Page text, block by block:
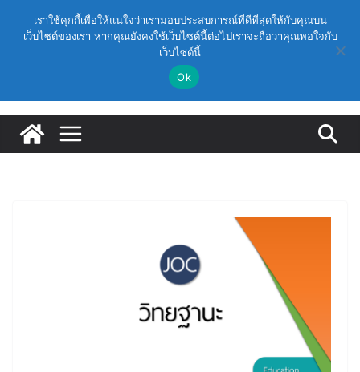
วันอาทิตย์, สิงหาคม 9, 2026
Latest:
(สพฐ.) โมดูลที่ 1 : การประกันคุณภาพภายในสถานศึกษา
และการประยุกต์ใช้ปัญญาประดิษฐ์ (AI)
(สพฐ.) โครงการอบรมเชิงปฏิบัติการหลักสูตรการดำเนิน
การประกันคุณภาพภายในสถานศึกษา ด้วยปัญญาประดิษฐ์
(AI) ในรูปแบบออนไลน์
เพื่อบรรจุและแต่งตั้งให้ดำรงตำแหน่งรองผู้อำนวยการ
สถานศึกษา และผู้อำนวยการสถานศึกษา สังกัดสำนักงาน
คณะกรรมการการศึกษาขั้นพื้นฐาน ปี 2569 ตามหลัก
สถานศึกษาและผู้อำนวยการสถานศึกษา สังกัดกระทรวง
ก.ค.ศ. อนุมัติให้ข้าราชการครูและบุคลากรทางการศึกษามี
และเลื่อนเป็นวิทยฐานะเชี่ยวชาญ (ครั้งที่ 9/2569)
เราใช้คุกกี้เพื่อให้แน่ใจว่าเรามอบประสบการณ์ที่ดีที่สุดให้กับคุณบน
เว็บไซต์ของเรา หากคุณยังคงใช้เว็บไซต์นี้ต่อไปเราจะถือว่าคุณพอใจกับ
เว็บไซต์นี้
Ok